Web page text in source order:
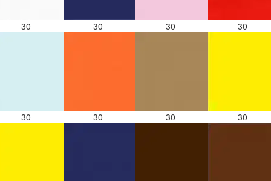
30 30 30 30
30 30 30 30